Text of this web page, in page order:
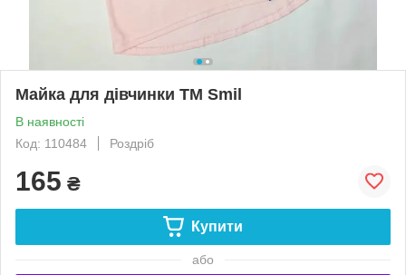
Майка для дівчинки ТМ Smil
В наявності
Код: 110484
Роздріб
165 ₴
Купити
або